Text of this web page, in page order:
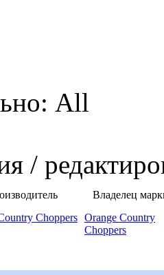
All
/
Владелец
Choppers Orange Country
Choppers